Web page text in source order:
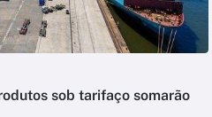
sob tarifaço somarão